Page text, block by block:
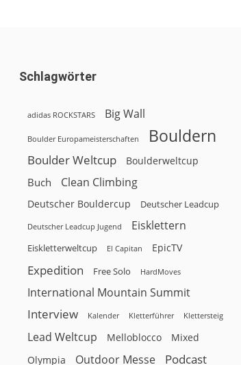
Schlagwörter
adidas ROCKSTARS Big Wall
Boulder Europameisterschaften Bouldern
Boulder Weltcup Boulderweltcup
Buch Clean Climbing
Deutscher Bouldercup Deutscher Leadcup
Deutscher Leadcup Jugend Eisklettern
Eiskletterweltcup El Capitan EpicTV
Expedition Free Solo HardMoves
International Mountain Summit
Interview Kalender Kletterführer Klettersteig
Lead Weltcup Melloblocco Mixed
Olympia Outdoor Messe Podcast